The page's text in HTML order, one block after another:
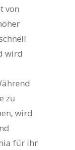
von
wird
zu
wird
für ihr